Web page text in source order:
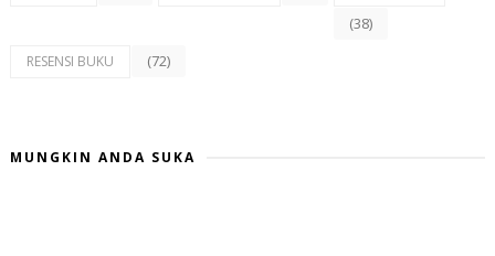
(38)
RESENSI BUKU (72)
MUNGKIN ANDA SUKA